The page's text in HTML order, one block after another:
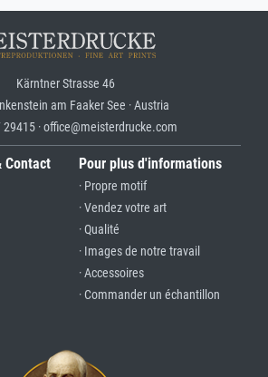
Kärntner Strasse 46
am Faaker See · Austria
· office@meisterdrucke.com
Contact Pour plus d'informations
· Propre motif
· Vendez votre art
· Qualité
· Images de notre travail
· Accessoires
· Commander un échantillon